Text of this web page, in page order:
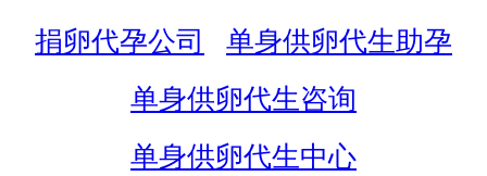
捐卵代孕公司
单身供卵代生助孕
单身供卵代生咨询
单身供卵代生中心